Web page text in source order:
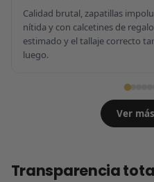
Calidad brutal, zapatillas
nítida y con calcetines de
estimado y el tallaje correcto
luego.
Ver
Transparencia